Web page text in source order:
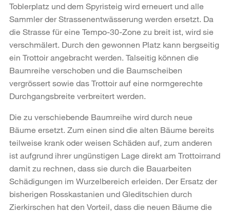
Toblerplatz und dem Spyristeig wird erneuert und alle
Sammler der Strassenentwässerung werden ersetzt. Da
die Strasse für eine Tempo-30-Zone zu breit ist, wird sie
verschmälert. Durch den gewonnen Platz kann bergseitig
ein Trottoir angebracht werden. Talseitig können die
Baumreihe verschoben und die Baumscheiben
vergrössert sowie das Trottoir auf eine normgerechte
Durchgangsbreite verbreitert werden.
Die zu verschiebende Baumreihe wird durch neue
Bäume ersetzt. Zum einen sind die alten Bäume bereits
teilweise krank oder weisen Schäden auf, zum anderen
ist aufgrund ihrer ungünstigen Lage direkt am Trottoirrand
damit zu rechnen, dass sie durch die Bauarbeiten
Schädigungen im Wurzelbereich erleiden. Der Ersatz der
bisherigen Rosskastanien und Gleditschien durch
Zierkirschen hat den Vorteil, dass die neuen Bäume die